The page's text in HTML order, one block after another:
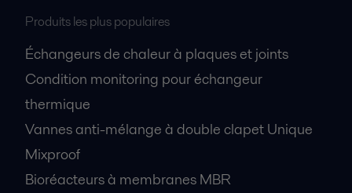
Produits les plus populaires
Échangeurs de chaleur à plaques et joints
Condition monitoring pour échangeur
thermique
Vannes anti-mélange à double clapet Unique
Mixproof
Bioréacteurs à membranes MBR